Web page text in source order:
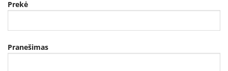
Prekė
Pranešimas